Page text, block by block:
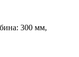
300 мм,